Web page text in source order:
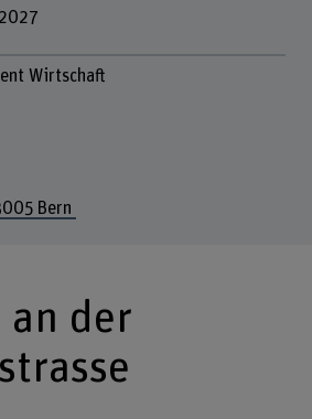
Wirtschaft
Bern
an der